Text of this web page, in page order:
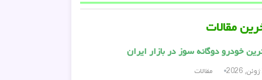
مقالات
خودرو دوگانه سوز در بازار ایران
مقالات